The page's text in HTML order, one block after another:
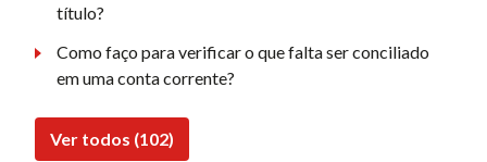
título?
Como faço para verificar o que falta ser conciliado
em uma conta corrente?
Ver todos (102)